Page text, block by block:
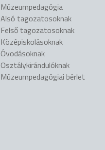
Múzeumpedagógia
Alsó tagozatosoknak
Felső tagozatosoknak
Középiskolásoknak
Óvodásoknak
Osztálykirándulóknak
Múzeumpedagógiai bérlet